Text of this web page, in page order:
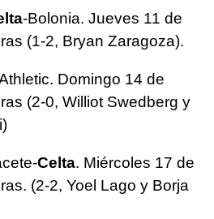
-Bolonia. Jueves 11 de
(1-2, Bryan Zaragoza).
Domingo 14 de
(2-0, Williot Swedberg y
Celta. Miércoles 17 de
(2-2, Yoel Lago y Borja